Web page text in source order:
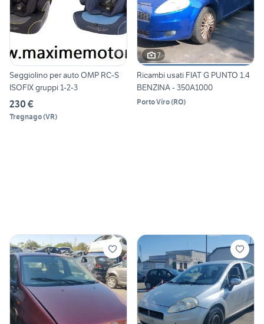
Seggiolino per auto OMP RC-S
ISOFIX gruppi 1-2-3
230 €
Tregnago(VR)
7
Ricambi usati FIAT G PUNTO 1.4
BENZINA - 350A1000
Porto Viro(RO)